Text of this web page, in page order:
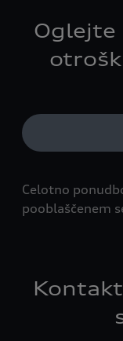
Oglejte
Celotno
pooblaščenem